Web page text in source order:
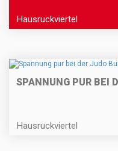
Hausruckviertel
SPANNUNG PUR BEI
Hausruckviertel